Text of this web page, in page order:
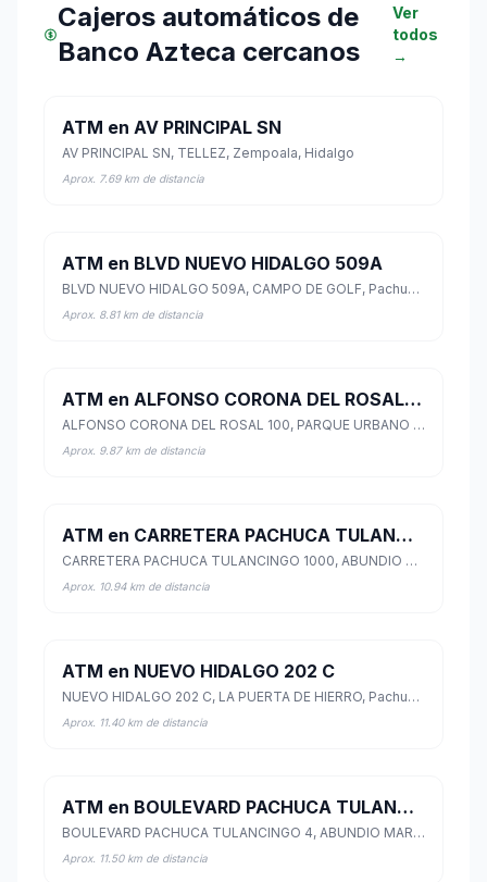
Cajeros automáticos de
Banco Azteca cercanos
Ver
todos
→
ATM en AV PRINCIPAL SN
AV PRINCIPAL SN, TELLEZ, Zempoala, Hidalgo
Aprox. 7.69 km de distancia
ATM en BLVD NUEVO HIDALGO 509A
BLVD NUEVO HIDALGO 509A, CAMPO DE GOLF, Pachuca de Soto, Hidalgo
Aprox. 8.81 km de distancia
ATM en ALFONSO CORONA DEL ROSAL 100
ALFONSO CORONA DEL ROSAL 100, PARQUE URBANO NAPATECO, Tulancingo de Bravo, Hidalgo
Aprox. 9.87 km de distancia
ATM en CARRETERA PACHUCA TULANCINGO 1000
CARRETERA PACHUCA TULANCINGO 1000, ABUNDIO MARTINEZ, Mineral de la Reforma, Hidalgo
Aprox. 10.94 km de distancia
ATM en NUEVO HIDALGO 202 C
NUEVO HIDALGO 202 C, LA PUERTA DE HIERRO, Pachuca de Soto, Hidalgo
Aprox. 11.40 km de distancia
ATM en BOULEVARD PACHUCA TULANCINGO 4
BOULEVARD PACHUCA TULANCINGO 4, ABUNDIO MART??NEZ, Mineral de la Reforma, Hidalgo
Aprox. 11.50 km de distancia